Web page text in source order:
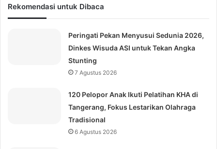
Rekomendasi untuk Dibaca
Peringati Pekan Menyusui Sedunia 2026,
Dinkes Wisuda ASI untuk Tekan Angka
Stunting
7 Agustus 2026
120 Pelopor Anak Ikuti Pelatihan KHA di
Tangerang, Fokus Lestarikan Olahraga
Tradisional
6 Agustus 2026